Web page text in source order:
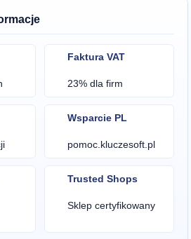
Faktura VAT
23% dla firm
Wsparcie PL
pomoc.kluczesoft.pl
Trusted Shops
Sklep certyfikowany